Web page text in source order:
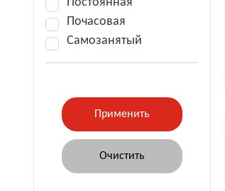
Почасовая
Самозанятый